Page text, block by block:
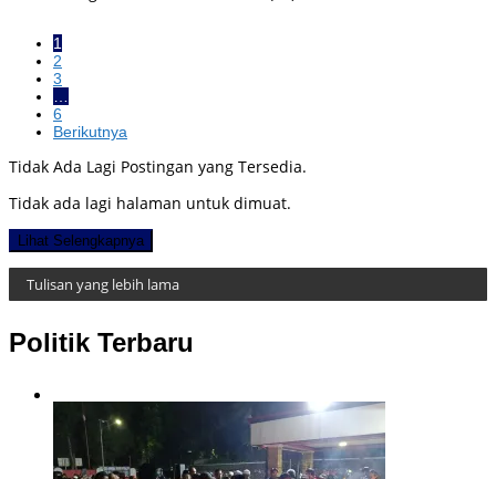
1
2
3
6
Berikutnya
Tidak Ada Lagi Postingan yang Tersedia.
Tidak ada lagi halaman untuk dimuat.
Lihat Selengkapnya
Tulisan yang lebih lama
Politik Terbaru